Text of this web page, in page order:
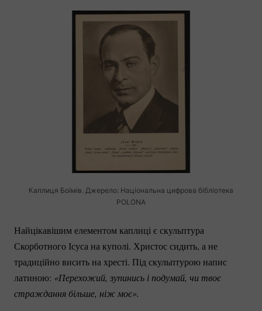
Каплиця Боїмів. Джерело: Національна цифрова бібліотека
POLONA
Найцікавішим елементом каплиці є скульптура
Скорботного Ісуса на куполі. Христос сидить, а не
традиційно висить на хресті. Під скульптурою напис
латиною: «Перехожий, зупинись і подумай, чи твоє
страждання більше, ніж моє».